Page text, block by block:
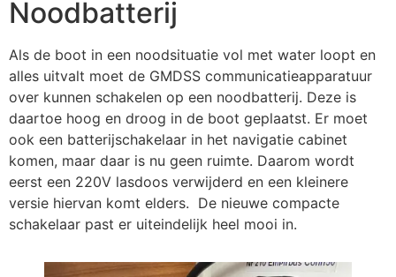
Noodbatterij
Als de boot in een noodsituatie vol met water loopt en
alles uitvalt moet de GMDSS communicatieapparatuur
over kunnen schakelen op een noodbatterij. Deze is
daartoe hoog en droog in de boot geplaatst. Er moet
ook een batterijschakelaar in het navigatie cabinet
komen, maar daar is nu geen ruimte. Daarom wordt
eerst een 220V lasdoos verwijderd en een kleinere
versie hiervan komt elders. De nieuwe compacte
schakelaar past er uiteindelijk heel mooi in.